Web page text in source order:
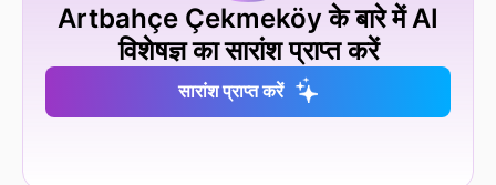
Artbahçe Çekmeköy के बारे में AI
विशेषज्ञ का सारांश प्राप्त करें
सारांश प्राप्त करें